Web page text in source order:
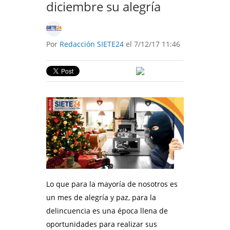
diciembre su alegría
Por Redacción SIETE24 el 7/12/17 11:46
Lo que para la mayoría de nosotros es
un mes de alegría y paz, para la
delincuencia es una época llena de
oportunidades para realizar sus